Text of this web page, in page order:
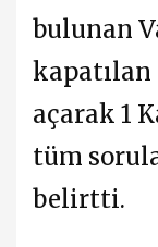
bulunan
kapatılan
açarak 1
tüm
belirtti.